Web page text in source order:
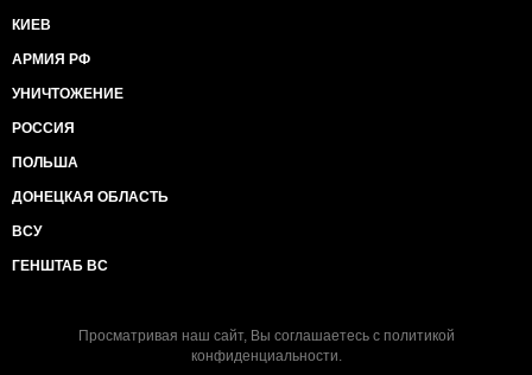
КИЕВ
АРМИЯ РФ
УНИЧТОЖЕНИЕ
РОССИЯ
ПОЛЬША
ДОНЕЦКАЯ ОБЛАСТЬ
ВСУ
ГЕНШТАБ ВС
Просматривая наш сайт, Вы соглашаетесь с политикой
конфиденциальности.